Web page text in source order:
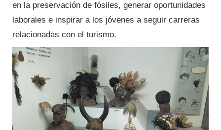
en la preservación de fósiles, generar oportunidades
laborales e inspirar a los jóvenes a seguir carreras
relacionadas con el turismo.